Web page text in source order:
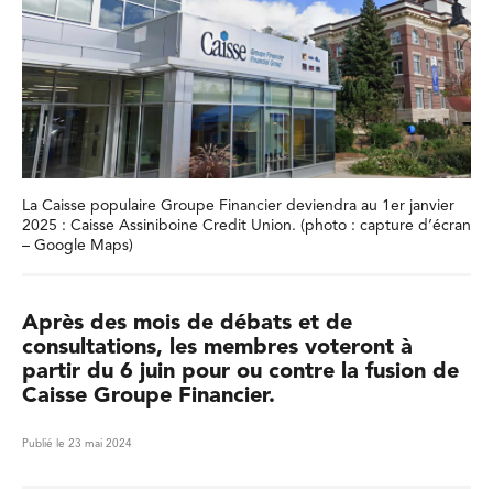
La Caisse populaire Groupe Financier deviendra au 1er janvier
2025 : Caisse Assiniboine Credit Union. (photo : capture d’écran
– Google Maps)
Après des mois de débats et de
consultations, les membres voteront à
partir du 6 juin pour ou contre la fusion de
Caisse Groupe Financier.
Publié le 23 mai 2024